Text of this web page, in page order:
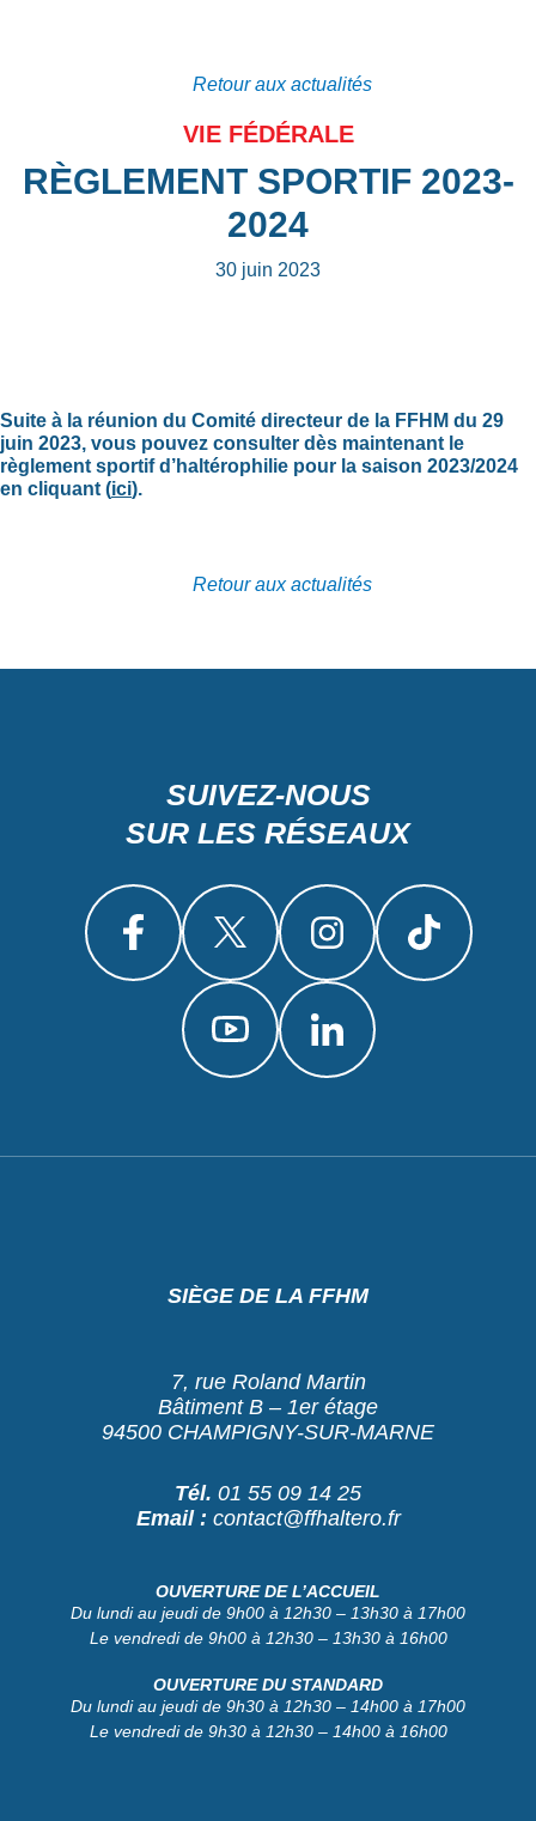
Retour aux actualités
VIE FÉDÉRALE
RÈGLEMENT SPORTIF 2023-
2024
30 juin 2023
Suite à la réunion du Comité directeur de la FFHM du 29
juin 2023, vous pouvez consulter dès maintenant le
règlement sportif d’haltérophilie pour la saison 2023/2024
en cliquant (ici).
Retour aux actualités
SUIVEZ-NOUS
SUR LES RÉSEAUX
SIÈGE DE LA FFHM
7, rue Roland Martin
Bâtiment B – 1er étage
94500 CHAMPIGNY-SUR-MARNE
Tél. 01 55 09 14 25
Email : contact@ffhaltero.fr
OUVERTURE DE L’ACCUEIL
Du lundi au jeudi de 9h00 à 12h30 – 13h30 à 17h00
Le vendredi de 9h00 à 12h30 – 13h30 à 16h00
OUVERTURE DU STANDARD
Du lundi au jeudi de 9h30 à 12h30 – 14h00 à 17h00
Le vendredi de 9h30 à 12h30 – 14h00 à 16h00